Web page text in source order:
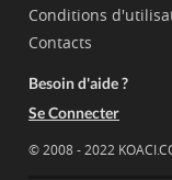
Conditions
Contacts
Besoin d'aide ?
Se Connecter
© 2008 - 2022